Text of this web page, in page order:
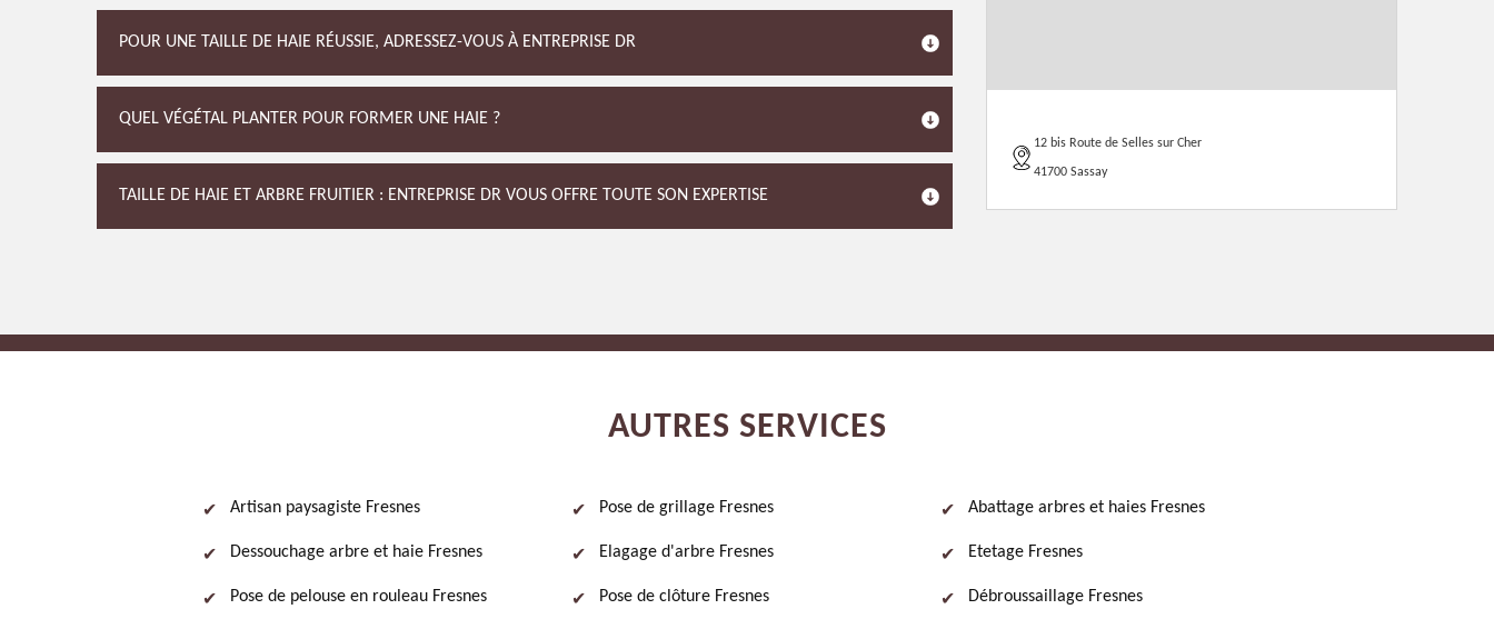
POUR UNE TAILLE DE HAIE RÉUSSIE, ADRESSEZ-VOUS À ENTREPRISE DR
QUEL VÉGÉTAL PLANTER POUR FORMER UNE HAIE ?
TAILLE DE HAIE ET ARBRE FRUITIER : ENTREPRISE DR VOUS OFFRE TOUTE SON EXPERTISE
12 bis Route de Selles sur Cher
41700 Sassay
AUTRES SERVICES
Artisan paysagiste Fresnes
Dessouchage arbre et haie Fresnes
Pose de pelouse en rouleau Fresnes
Pose de grillage Fresnes
Elagage d'arbre Fresnes
Pose de clôture Fresnes
Abattage arbres et haies Fresnes
Etetage Fresnes
Débroussaillage Fresnes